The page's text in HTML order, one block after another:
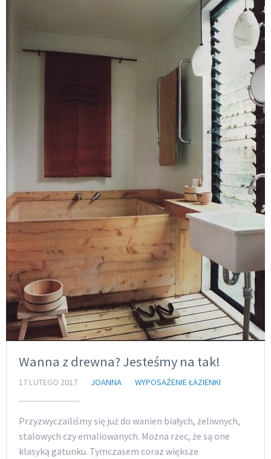
Wanna z drewna? Jesteśmy na tak!
17 LUTEGO 2017 JOANNA WYPOSAŻENIE ŁAZIENKI
Przyzwyczailiśmy się już do wanien białych, żeliwnych,
stalowych czy emaliowanych. Można rzec, że są one
klasyką gatunku. Tymczasem coraz większe